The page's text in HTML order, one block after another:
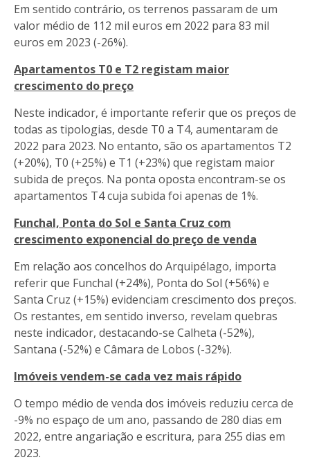
Em sentido contrário, os terrenos passaram de um
valor médio de 112 mil euros em 2022 para 83 mil
euros em 2023 (-26%).
Apartamentos T0 e T2 registam maior
crescimento do preço
Neste indicador, é importante referir que os preços de
todas as tipologias, desde T0 a T4, aumentaram de
2022 para 2023. No entanto, são os apartamentos T2
(+20%), T0 (+25%) e T1 (+23%) que registam maior
subida de preços. Na ponta oposta encontram-se os
apartamentos T4 cuja subida foi apenas de 1%.
Funchal, Ponta do Sol e Santa Cruz com
crescimento exponencial do preço de venda
Em relação aos concelhos do Arquipélago, importa
referir que Funchal (+24%), Ponta do Sol (+56%) e
Santa Cruz (+15%) evidenciam crescimento dos preços.
Os restantes, em sentido inverso, revelam quebras
neste indicador, destacando-se Calheta (-52%),
Santana (-52%) e Câmara de Lobos (-32%).
Imóveis vendem-se cada vez mais rápido
O tempo médio de venda dos imóveis reduziu cerca de
-9% no espaço de um ano, passando de 280 dias em
2022, entre angariação e escritura, para 255 dias em
2023.